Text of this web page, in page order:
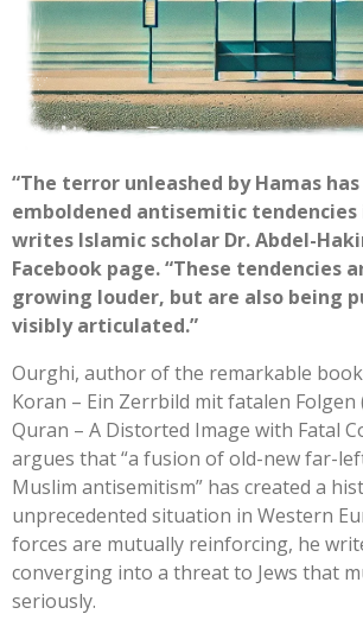
“The terror unleashed by Hamas
emboldened antisemitic tendencies
writes Islamic scholar Dr. Abdel-
Facebook page. “These tendencies
growing louder, but are also being
visibly articulated.”
Ourghi, author of the remarkable book
Koran – Ein Zerrbild mit fatalen Folgen
Quran – A Distorted Image with Fatal
argues that “a fusion of old-new far-
Muslim antisemitism” has created a
unprecedented situation in Western
forces are mutually reinforcing, he
converging into a threat to Jews that
seriously.